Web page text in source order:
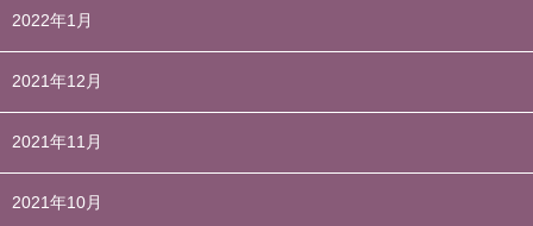
2022年1月
2021年12月
2021年11月
2021年10月